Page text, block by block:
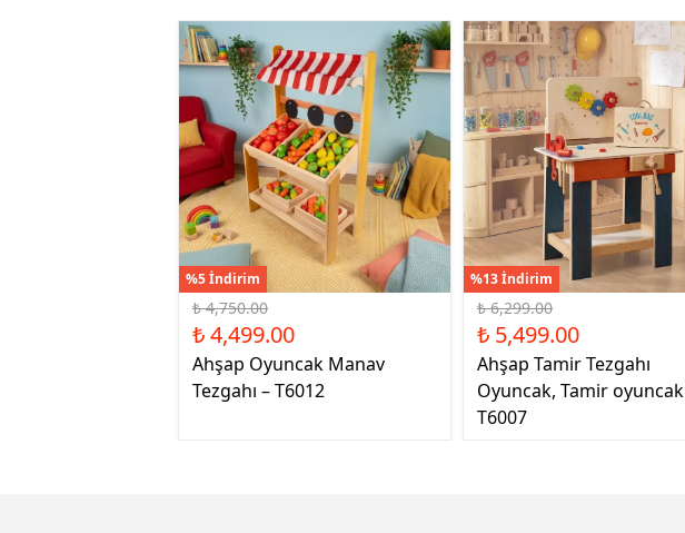
%5 İndirim
₺ 4,750.00
₺ 4,499.00
Ahşap Oyuncak Manav
Tezgahı – T6012
%13 İndirim
₺ 6,299.00
₺ 5,499.00
Ahşap Tamir Tezgahı
Oyuncak, Tamir oyuncak
T6007